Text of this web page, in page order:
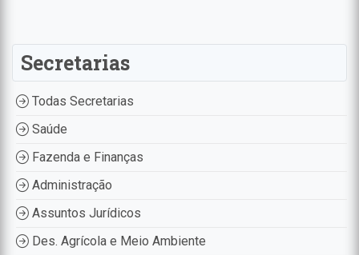
Secretarias
Todas Secretarias
Saúde
Fazenda e Finanças
Administração
Assuntos Jurídicos
Des. Agrícola e Meio Ambiente